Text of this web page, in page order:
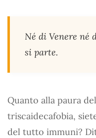
Né di Venere né
si parte.
Quanto alla paura
triscaidecafobia,
del tutto immuni?